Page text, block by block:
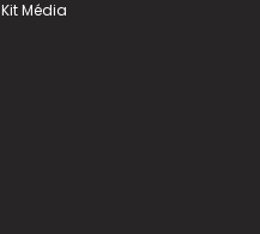
Kit Média